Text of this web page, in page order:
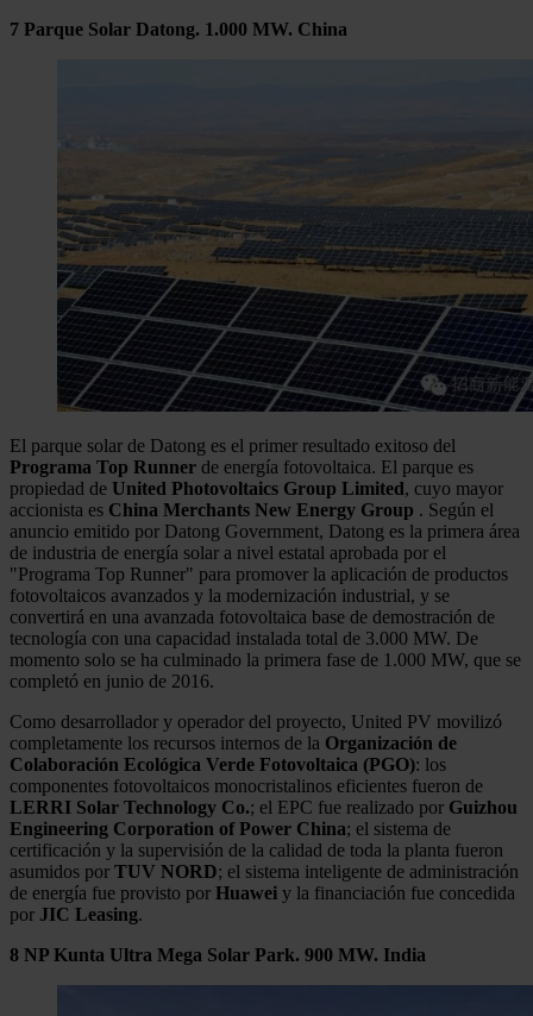
7 Parque Solar Datong. 1.000 MW. China
El parque solar de Datong es el primer resultado exitoso del
Programa Top Runner de energía fotovoltaica. El parque es
propiedad de United Photovoltaics Group Limited, cuyo mayor
accionista es China Merchants New Energy Group . Según el
anuncio emitido por Datong Government, Datong es la primera área
de industria de energía solar a nivel estatal aprobada por el
"Programa Top Runner" para promover la aplicación de productos
fotovoltaicos avanzados y la modernización industrial, y se
convertirá en una avanzada fotovoltaica base de demostración de
tecnología con una capacidad instalada total de 3.000 MW. De
momento solo se ha culminado la primera fase de 1.000 MW, que se
completó en junio de 2016.
Como desarrollador y operador del proyecto, United PV movilizó
completamente los recursos internos de la Organización de
Colaboración Ecológica Verde Fotovoltaica (PGO): los
componentes fotovoltaicos monocristalinos eficientes fueron de
LERRI Solar Technology Co.; el EPC fue realizado por Guizhou
Engineering Corporation of Power China; el sistema de
certificación y la supervisión de la calidad de toda la planta fueron
asumidos por TUV NORD; el sistema inteligente de administración
de energía fue provisto por Huawei y la financiación fue concedida
por JIC Leasing.
8 NP Kunta Ultra Mega Solar Park. 900 MW. India